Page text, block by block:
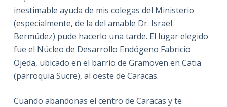
inestimable ayuda de mis colegas del Ministerio
(especialmente, de la del amable Dr. Israel
Bermúdez) pude hacerlo una tarde. El lugar elegido
fue el Núcleo de Desarrollo Endógeno Fabricio
Ojeda, ubicado en el barrio de Gramoven en Catia
(parroquia Sucre), al oeste de Caracas.
Cuando abandonas el centro de Caracas y te